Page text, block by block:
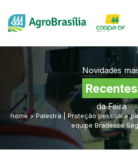
Novidades
Recentes
da Feira
home > Palestra | Proteção pessoal e
equipe Bradesco